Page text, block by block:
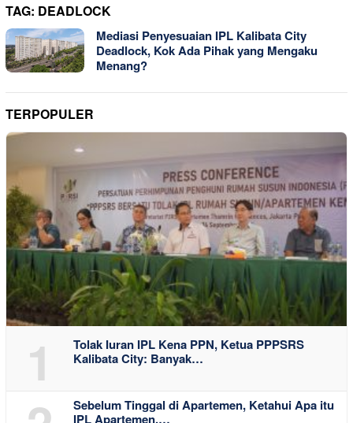
TAG: DEADLOCK
Mediasi Penyesuaian IPL Kalibata City
Deadlock, Kok Ada Pihak yang Mengaku
Menang?
TERPOPULER
1
Tolak Iuran IPL Kena PPN, Ketua PPPSRS
Kalibata City: Banyak…
Sebelum Tinggal di Apartemen, Ketahui Apa itu
IPL Apartemen,…